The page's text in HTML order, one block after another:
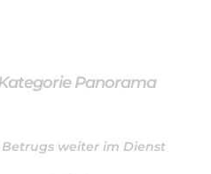
Panorama
weiter im Dienst